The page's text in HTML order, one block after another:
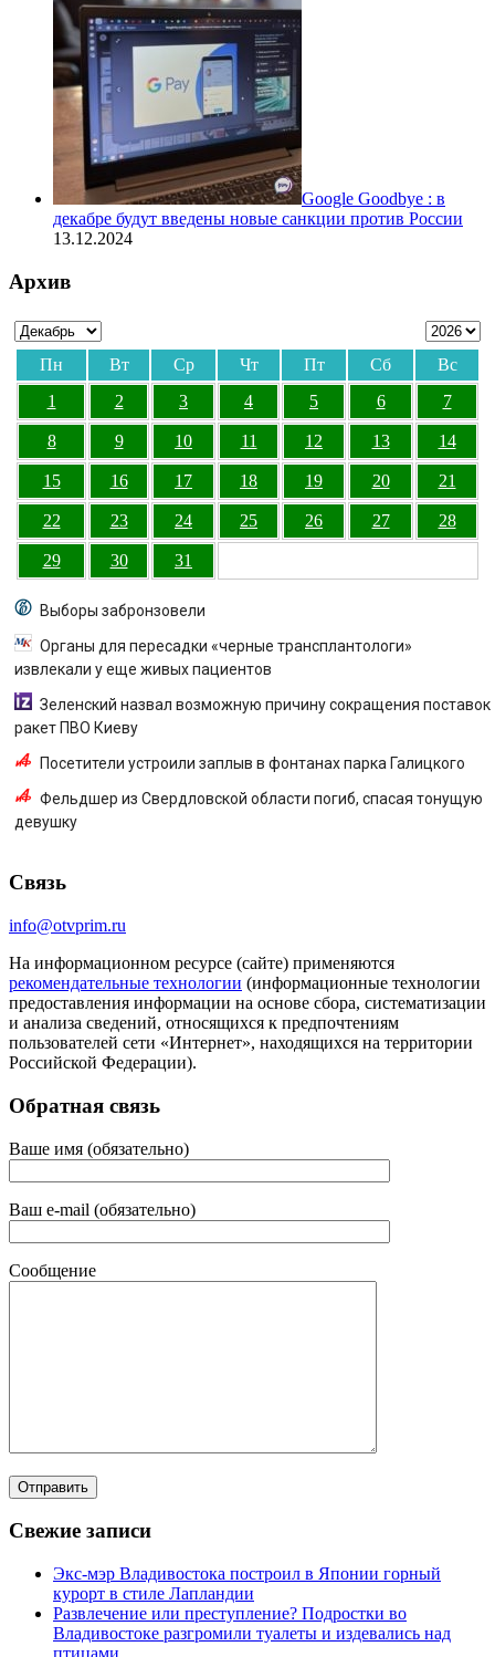
Google Goodbye : в
декабре будут введены новые санкции против России
13.12.2024
Архив
Пн Вт Ср Чт Пт Сб
Вс
1
2 3 4 5 6 7
8 9 10 11 12 13 14
15 16 17 18 19 20 21
22 23 24 25 26 27 28
29 30 31
Выборы забронзовели
Органы для пересадки «черные трансплантологи»
извлекали у еще живых пациентов
Зеленский назвал возможную причину сокращения поставок
ракет ПВО Киеву
Посетители устроили заплыв в фонтанах парка Галицкого
Фельдшер из Свердловской области погиб, спасая тонущую
девушку
Связь
info@otvprim.ru
На информационном ресурсе (сайте) применяются
рекомендательные технологии (информационные технологии
предоставления информации на основе сбора, систематизации
и анализа сведений, относящихся к предпочтениям
пользователей сети «Интернет», находящихся на территории
Российской Федерации).
Обратная связь
Ваше имя (обязательно)
Ваш e-mail (обязательно)
Сообщение
Свежие записи
Экс-мэр Владивостока построил в Японии горный
курорт в стиле Лапландии
Развлечение или преступление? Подростки во
Владивостоке разгромили туалеты и издевались над
птицами